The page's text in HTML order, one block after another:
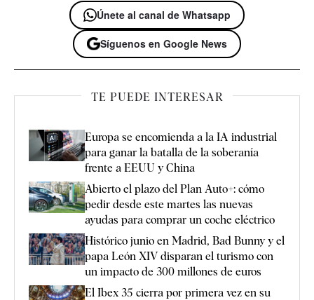
Únete al canal de Whatsapp
Síguenos en Google News
TE PUEDE INTERESAR
Europa se encomienda a la IA industrial
para ganar la batalla de la soberanía
frente a EEUU y China
Abierto el plazo del Plan Auto+: cómo
pedir desde este martes las nuevas
ayudas para comprar un coche eléctrico
Histórico junio en Madrid, Bad Bunny y el
papa León XIV disparan el turismo con
un impacto de 300 millones de euros
El Ibex 35 cierra por primera vez en su